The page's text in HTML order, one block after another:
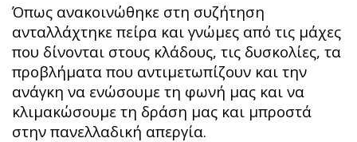
Όπως ανακοινώθηκε στη συζήτηση
ανταλλάχτηκε πείρα και γνώμες από τις μάχες
που δίνονται στους κλάδους, τις δυσκολίες, τα
προβλήματα που αντιμετωπίζουν και την
ανάγκη να ενώσουμε τη φωνή μας και να
κλιμακώσουμε τη δράση μας και μπροστά
στην πανελλαδική απεργία.